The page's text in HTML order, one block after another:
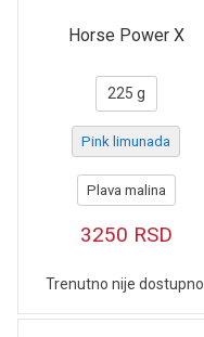
Horse Power X
225 g
Pink limunada
Plava malina
3250 RSD
Trenutno nije dostupno.